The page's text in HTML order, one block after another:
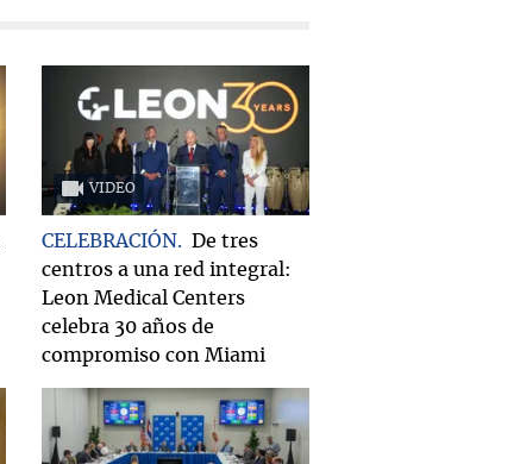
VIDEO
CELEBRACIÓN
De tres
centros a una red integral:
Leon Medical Centers
celebra 30 años de
compromiso con Miami